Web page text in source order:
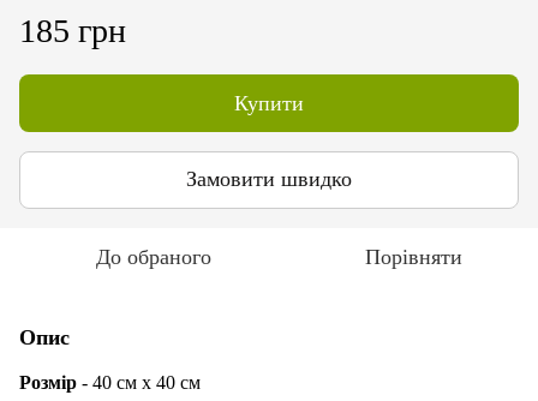
185 грн
Купити
Замовити швидко
До обраного Порівняти
Опис
Розмір - 40 см х 40 см